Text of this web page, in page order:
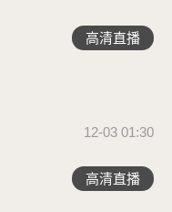
高清直播
12-03 01:30
高清直播